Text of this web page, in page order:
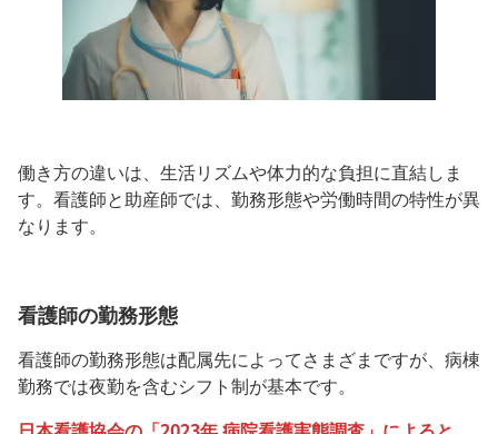
働き方の違いは、生活リズムや体力的な負担に直結しま
す。看護師と助産師では、勤務形態や労働時間の特性が異
なります。
看護師の勤務形態
看護師の勤務形態は配属先によってさまざまですが、病棟
勤務では夜勤を含むシフト制が基本です。